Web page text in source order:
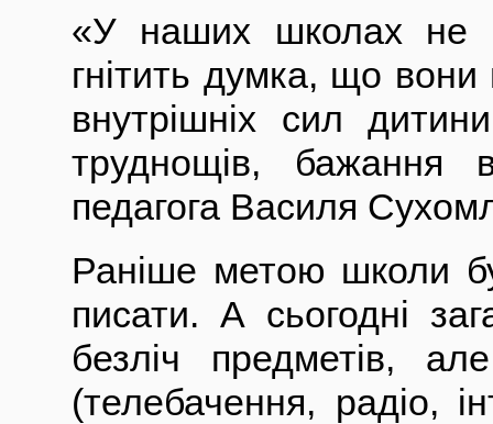
«У наших школах не
гнітить думка, що вони
внутрішніх сил
труднощів, бажання
педагога Василя
Раніше метою школи
писати. А сьогодні
безліч предметів,
(телебачення, радіо,